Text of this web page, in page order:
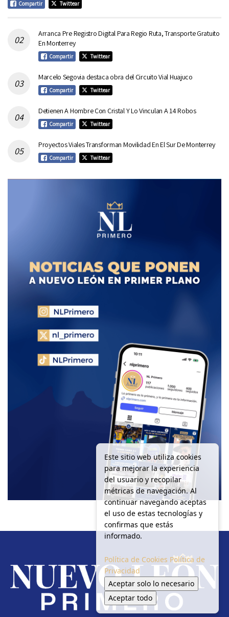
Compartir Twittear
Arranca Pre Registro Digital Para Regio Ruta, Transporte Gratuito
En Monterrey
Compartir Twittear
Marcelo Segovia destaca obra del Circuito Vial Huajuco
Compartir Twittear
Detienen A Hombre Con Cristal Y Lo Vinculan A 14 Robos
Compartir Twittear
Proyectos Viales Transforman Movilidad En El Sur De Monterrey
Compartir Twittear
Este sitio web utiliza cookies
para mejorar la experiencia
del usuario y recopilar
métricas de navegación. Al
continuar navegando aceptas
el uso de estas tecnologías y
confirmas que estás
informado.
Política de Cookies Política de
Privacidad
Aceptar solo lo necesario
Aceptar todo